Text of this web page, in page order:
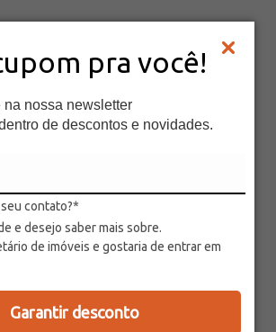
pra você!
na nossa newsletter
de descontos e novidades.
contato?*
e desejo saber mais sobre.
de imóveis e gostaria de entrar em
Garantir desconto